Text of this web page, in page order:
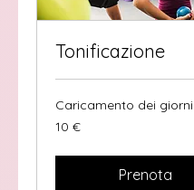
Tonificazione
Caricamento dei giorni...
10
euro
10 €
Prenota